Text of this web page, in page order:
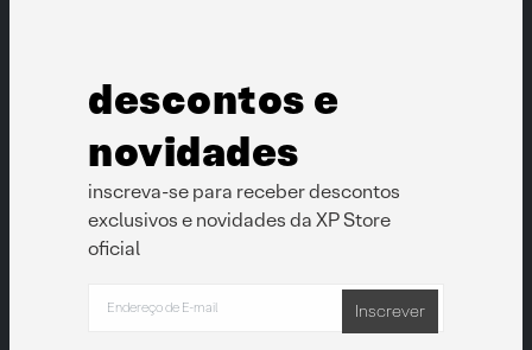
descontos e
novidades
inscreva-se para receber descontos
exclusivos e novidades da XP Store
oficial
Inscrever